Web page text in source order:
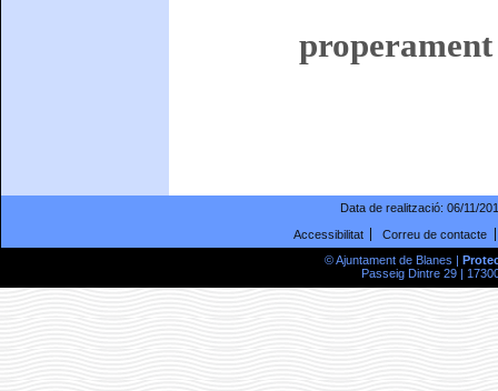
Data de realització: 06/11/
Accessibilitat
Correu de contacte
© Ajuntament de Blanes |
Passeig Dintre 29 |